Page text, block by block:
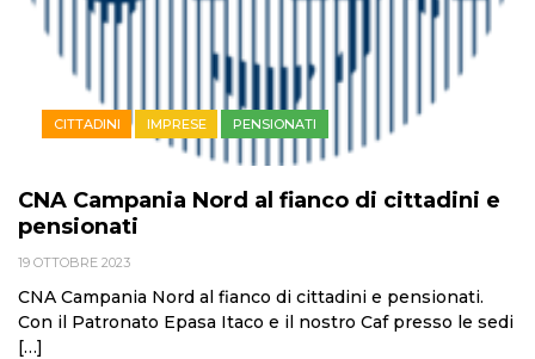
CITTADINI IMPRESE PENSIONATI
CNA Campania Nord al fianco di cittadini e
pensionati
19 OTTOBRE 2023
CNA Campania Nord al fianco di cittadini e pensionati.
Con il Patronato Epasa Itaco e il nostro Caf presso le sedi
[…]